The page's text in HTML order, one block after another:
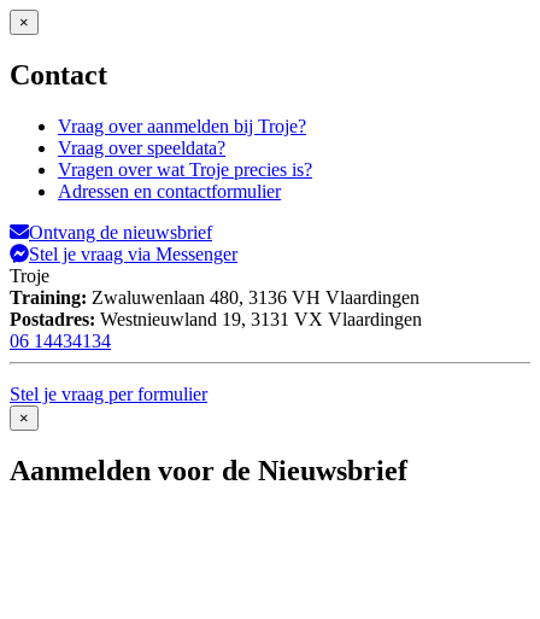
×
Contact
Vraag over aanmelden bij Troje?
Vraag over speeldata?
Vragen over wat Troje precies is?
Adressen en contactformulier
Ontvang de nieuwsbrief
Stel je vraag via Messenger
Troje
Training: Zwaluwenlaan 480, 3136 VH Vlaardingen
Postadres: Westnieuwland 19, 3131 VX Vlaardingen
06 14434134
Stel je vraag per formulier
×
Aanmelden voor de Nieuwsbrief